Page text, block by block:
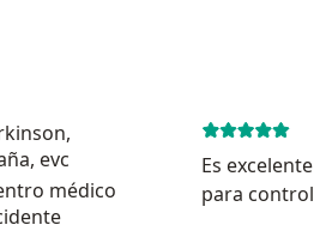
evc
médico
Es excelente
para